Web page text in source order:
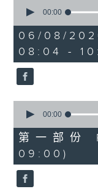
seconds
1
hour,
51
minutes,
59
seconds
00:00
06/08/
08:04 -
seconds
56
minutes,
10
seconds
00:00
第一部份
09:00)